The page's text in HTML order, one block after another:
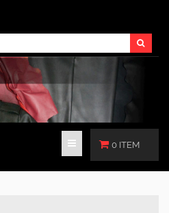
0 ITEM